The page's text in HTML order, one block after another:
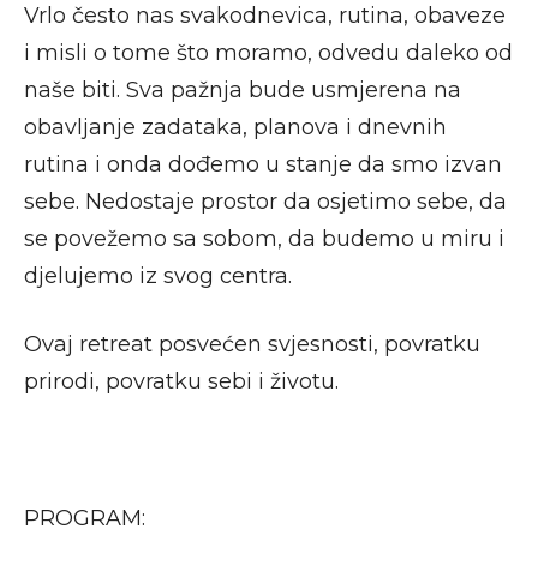
Vrlo često nas svakodnevica, rutina, obaveze
i misli o tome što moramo, odvedu daleko od
naše biti. Sva pažnja bude usmjerena na
obavljanje zadataka, planova i dnevnih
rutina i onda dođemo u stanje da smo izvan
sebe. Nedostaje prostor da osjetimo sebe, da
se povežemo sa sobom, da budemo u miru i
djelujemo iz svog centra.
Ovaj retreat posvećen svjesnosti, povratku
prirodi, povratku sebi i životu.
PROGRAM: